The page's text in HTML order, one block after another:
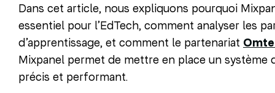
Dans cet article, nous expliquons pourquoi
essentiel pour l’EdTech, comment analyser les
d’apprentissage, et comment le partenariat
Mixpanel permet de mettre en place un système
précis et performant.